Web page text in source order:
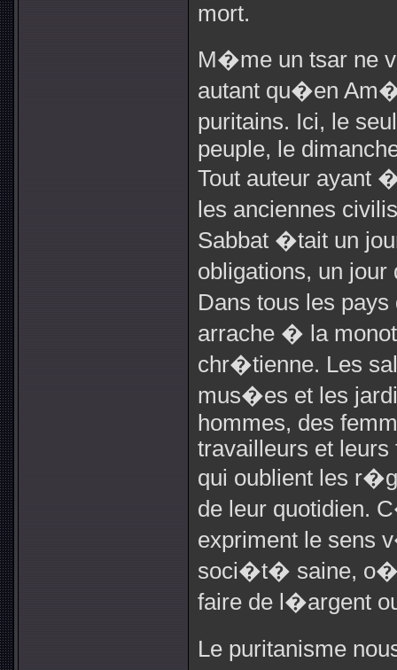
mort.
M�me un tsar ne
autant qu�en
puritains. Ici, le
peuple, le
Tout auteur ayant
les anciennes
Sabbat �tait un
obligations, un
Dans tous les
arrache � la
chr�tienne. Les
mus�es et les
hommes, des
travailleurs et
qui oublient les
de leur quotidien.
expriment le sens
soci�t� saine, o�
faire de l�argent
Le puritanisme